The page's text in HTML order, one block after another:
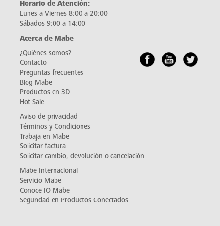
Horario de Atención:
Lunes a Viernes 8:00 a 20:00
Sábados 9:00 a 14:00
Acerca de Mabe
¿Quiénes somos?
Contacto
Preguntas frecuentes
Blog Mabe
Productos en 3D
Hot Sale
Aviso de privacidad
Términos y Condiciones
Trabaja en Mabe
Solicitar factura
Solicitar cambio, devolución o cancelación
Mabe Internacional
Servicio Mabe
Conoce IO Mabe
Seguridad en Productos Conectados